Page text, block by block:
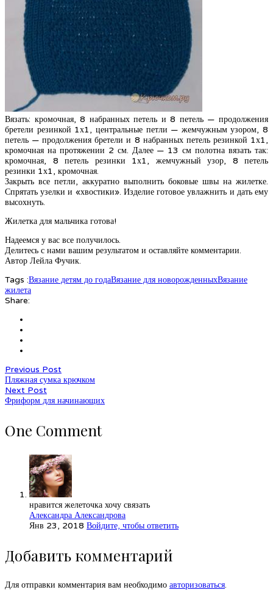
Вязать: кромочная, 8 набранных петель и 8 петель — продолжения
бретели резинкой 1х1, центральные петли — жемчужным узором, 8
петель — продолжения бретели и 8 набранных петель резинкой 1х1,
кромочная на протяжении 2 см. Далее — 13 см полотна вязать так:
кромочная, 8 петель резинки 1х1, жемчужный узор, 8 петель
резинки 1х1, кромочная.
Закрыть все петли, аккуратно выполнить боковые швы на жилетке.
Спрятать узелки и «хвостики». Изделие готовое увлажнить и дать ему
высохнуть.
Жилетка для мальчика готова!
Надеемся у вас все получилось.
Делитесь с нами вашим результатом и оставляйте комментарии.
Автор Лейла Фучик.
Tags :Вязание детям до годаВязание для новорожденныхВязание
жилета
Share:
Previous Post
Пляжная сумка крючком
Next Post
Фриформ для начинающих
One Comment
нравится желеточка хочу связать
Александра Александрова
Янв 23, 2018 Войдите, чтобы ответить
Добавить комментарий
Для отправки комментария вам необходимо авторизоваться.